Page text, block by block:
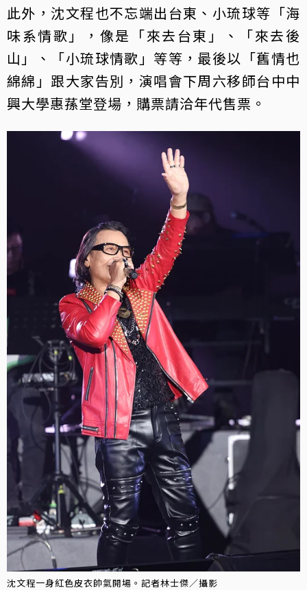
此外，沈文程也不忘端出台東、小琉球等「海
味系情歌」，像是「來去台東」、「來去後
山」、「小琉球情歌」等等，最後以「舊情也
綿綿」跟大家告別，演唱會下周六移師台中中
興大學惠蓀堂登場，購票請洽年代售票。
沈文程一身紅色皮衣帥氣開場。記者林士傑／攝影